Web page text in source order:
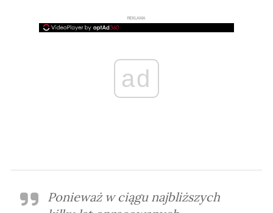
REKLAMA
ad
Ponieważ w ciągu najbliższych